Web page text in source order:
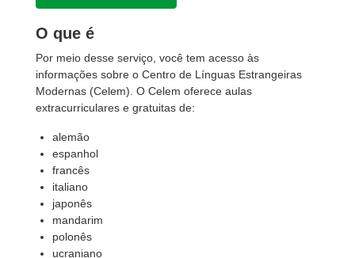
O que é
Por meio desse serviço, você tem acesso às
informações sobre o Centro de Línguas Estrangeiras
Modernas (Celem). O Celem oferece aulas
extracurriculares e gratuitas de:
alemão
espanhol
francês
italiano
japonês
mandarim
polonês
ucraniano